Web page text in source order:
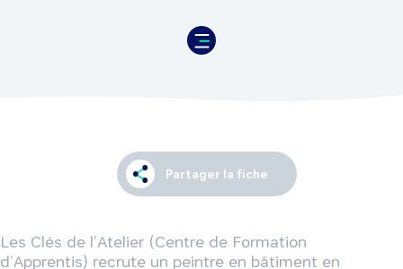
Partager la fiche
Les Clés de l’Atelier (Centre de Formation
d’Apprentis) recrute un peintre en bâtiment en